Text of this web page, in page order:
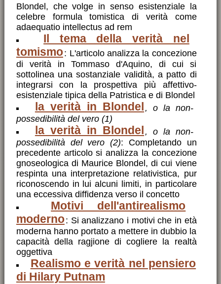
Blondel, che volge in senso esistenziale la
celebre formula tomistica di verità come
adaequatio intellectus ad rem
Il tema della verità nel
tomismo: L'articolo analizza la concezione
di verità in Tommaso d'Aquino, di cui si
sottolinea una sostanziale validità, a patto di
integrarsi con la prospettiva più affettivo-
esistenziale tipica della Patristica e di Blondel
la verità in Blondel , o la non-
possedibilità del vero (1)
la verità in Blondel , o la non-
possedibilità del vero (2): Completando un
precedente articolo si analizza la concezione
gnoseologica di Maurice Blondel, di cui viene
respinta una interpretazione relativistica, pur
riconoscendo in lui alcuni limiti, in particolare
una eccessiva diffidenza verso il concetto
Motivi dell'antirealismo
moderno: Si analizzano i motivi che in età
moderna hanno portato a mettere in dubbio la
capacità della ragjione di cogliere la realtà
oggettiva
Realismo e verità nel pensiero
di Hilary Putnam